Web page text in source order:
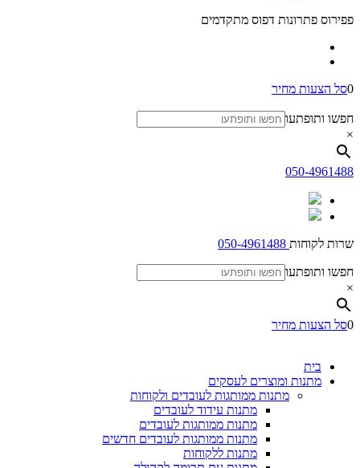
פפירוס פתרונות דפוס מתקדמים
0סל הצעות מחיר
חפשו ותופתעו
×
050-4961488
שרות לקוחות
חפשו ותופתעו
×
0סל הצעות מחיר
בית
מתנות ומוצרים לעסקים
מתנות ממותגות לעובדים ולקוחות
מתנות עידוד לעובדים
מתנות ממותגות לעובדים
מתנות ממותגות לעובדים חדשים
מתנות ללקוחות